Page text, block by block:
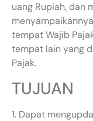
uang Rupiah, dan
tempat Wajib
tempat lain yang
Pajak.
TUJUAN
1. Dapat